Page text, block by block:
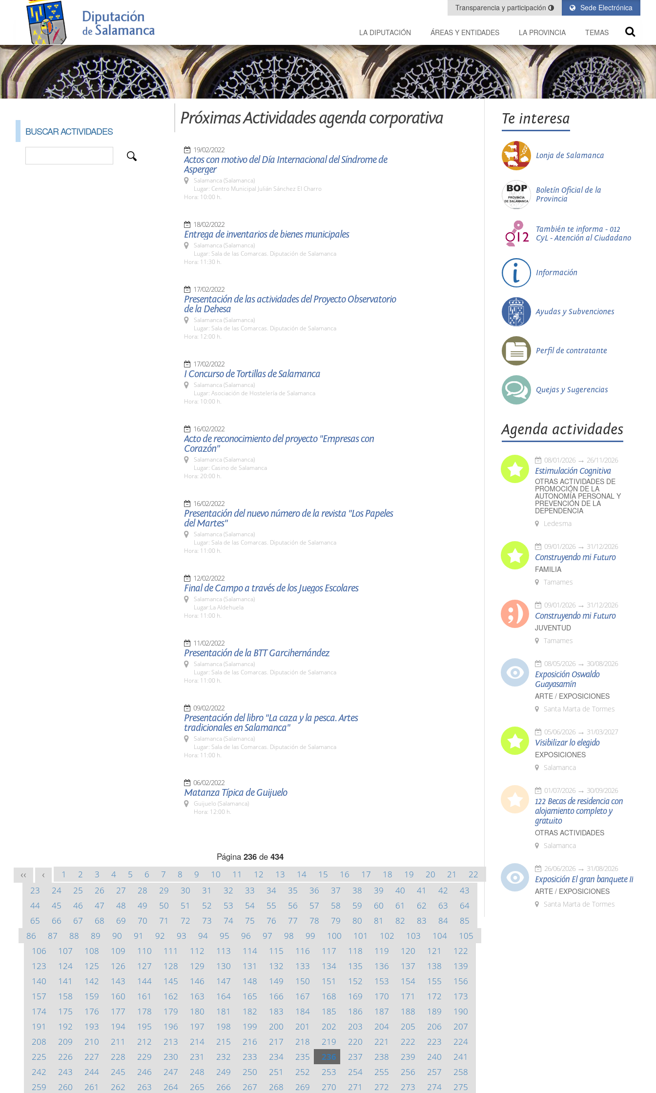
Sede Electrónica
Transparencia y participación
LA DIPUTACIÓN ÁREAS Y ENTIDADES LA PROVINCIA TEMAS
BUSCAR ACTIVIDADES
Próximas Actividades agenda corporativa
19/02/2022
Actos con motivo del Día Internacional del Síndrome de
Asperger
Salamanca (Salamanca)
Lugar: Centro Municipal Julián Sánchez El Charro
Hora: 10:00 h.
18/02/2022
Entrega de inventarios de bienes municipales
Salamanca (Salamanca)
Lugar: Sala de las Comarcas. Diputación de Salamanca
Hora: 11:30 h.
17/02/2022
Presentación de las actividades del Proyecto Observatorio
de la Dehesa
Salamanca (Salamanca)
Lugar: Sala de las Comarcas. Diputación de Salamanca
Hora: 12:00 h.
17/02/2022
I Concurso de Tortillas de Salamanca
Salamanca (Salamanca)
Lugar: Asociación de Hostelería de Salamanca
Hora: 10:00 h.
16/02/2022
Acto de reconocimiento del proyecto "Empresas con
Corazón"
Salamanca (Salamanca)
Lugar: Casino de Salamanca
Hora: 20:00 h.
16/02/2022
Presentación del nuevo número de la revista "Los Papeles
del Martes"
Salamanca (Salamanca)
Lugar: Sala de las Comarcas. Diputación de Salamanca
Hora: 11:00 h.
12/02/2022
Final de Campo a través de los Juegos Escolares
Salamanca (Salamanca)
Lugar:La Aldehuela
Hora: 11:00 h.
11/02/2022
Presentación de la BTT Garcihernández
Salamanca (Salamanca)
Lugar: Sala de las Comarcas. Diputación de Salamanca
Hora: 11:00 h.
09/02/2022
Presentación del libro "La caza y la pesca. Artes
tradicionales en Salamanca"
Salamanca (Salamanca)
Lugar: Sala de las Comarcas. Diputación de Salamanca
Hora: 11:00 h.
06/02/2022
Matanza Típica de Guijuelo
Guijuelo (Salamanca)
Hora: 12:00 h.
Página 236de 434
<< < 1 2 3 4 5 6 7 8 9 10 11 12 13 14 15 16 17 18 19 20 21
22
23
24 25 26 27 28 29 30 31 32 33 34 35 36 37 38 39 40 41 42
43
44
45 46 47 48 49 50 51 52 53 54 55 56 57 58 59 60 61 62 63
64
65
66 67 68 69 70 71 72 73 74 75 76 77 78 79 80 81 82 83 84
85
86
87 88 89 90 91 92 93 94 95 96 97 98 99 100 101 102 103 104
105
106
107 108 109 110 111 112 113 114 115 116 117 118 119 120 121
122
123
124 125 126 127 128 129 130 131 132 133 134 135 136 137 138
139
140
141 142 143 144 145 146 147 148 149 150 151 152 153 154 155
156
157
158 159 160 161 162 163 164 165 166 167 168 169 170 171 172
173
174
175 176 177 178 179 180 181 182 183 184 185 186 187 188 189
190
191
192 193 194 195 196 197 198 199 200 201 202 203 204 205 206
207
208
209 210 211 212 213 214 215 216 217 218 219 220 221 222 223
224
225
226 227 228 229 230 231 232 233 234 235 236 237 238 239 240
241
242
243 244 245 246 247 248 249 250 251 252 253 254 255 256 257
258
259
260 261 262 263 264 265 266 267 268 269 270 271 272 273 274 275
Te interesa
Lonja de Salamanca
Boletín Oficial de la
Provincia
También te informa - 012
CyL - Atención al Ciudadano
Información
Ayudas y Subvenciones
Perfil de contratante
Quejas y Sugerencias
Agenda actividades
08/01/2026 26/11/2026
Estimulación Cognitiva
OTRAS ACTIVIDADES DE
PROMOCIÓN DE LA
AUTONOMÍA PERSONAL Y
PREVENCIÓN DE LA
DEPENDENCIA
Ledesma
09/01/2026 31/12/2026
Construyendo mi Futuro
FAMILIA
Tamames
09/01/2026 31/12/2026
Construyendo mi Futuro
JUVENTUD
Tamames
08/05/2026 30/08/2026
Exposición Oswaldo
Guayasamín
ARTE / EXPOSICIONES
Santa Marta de Tormes
05/06/2026 31/03/2027
Visibilizar lo elegido
EXPOSICIONES
Salamanca
01/07/2026 30/09/2026
122 Becas de residencia con
alojamiento completo y
gratuito
OTRAS ACTIVIDADES
Salamanca
26/06/2026 31/08/2026
Exposición El gran banquete II
ARTE / EXPOSICIONES
Santa Marta de Tormes